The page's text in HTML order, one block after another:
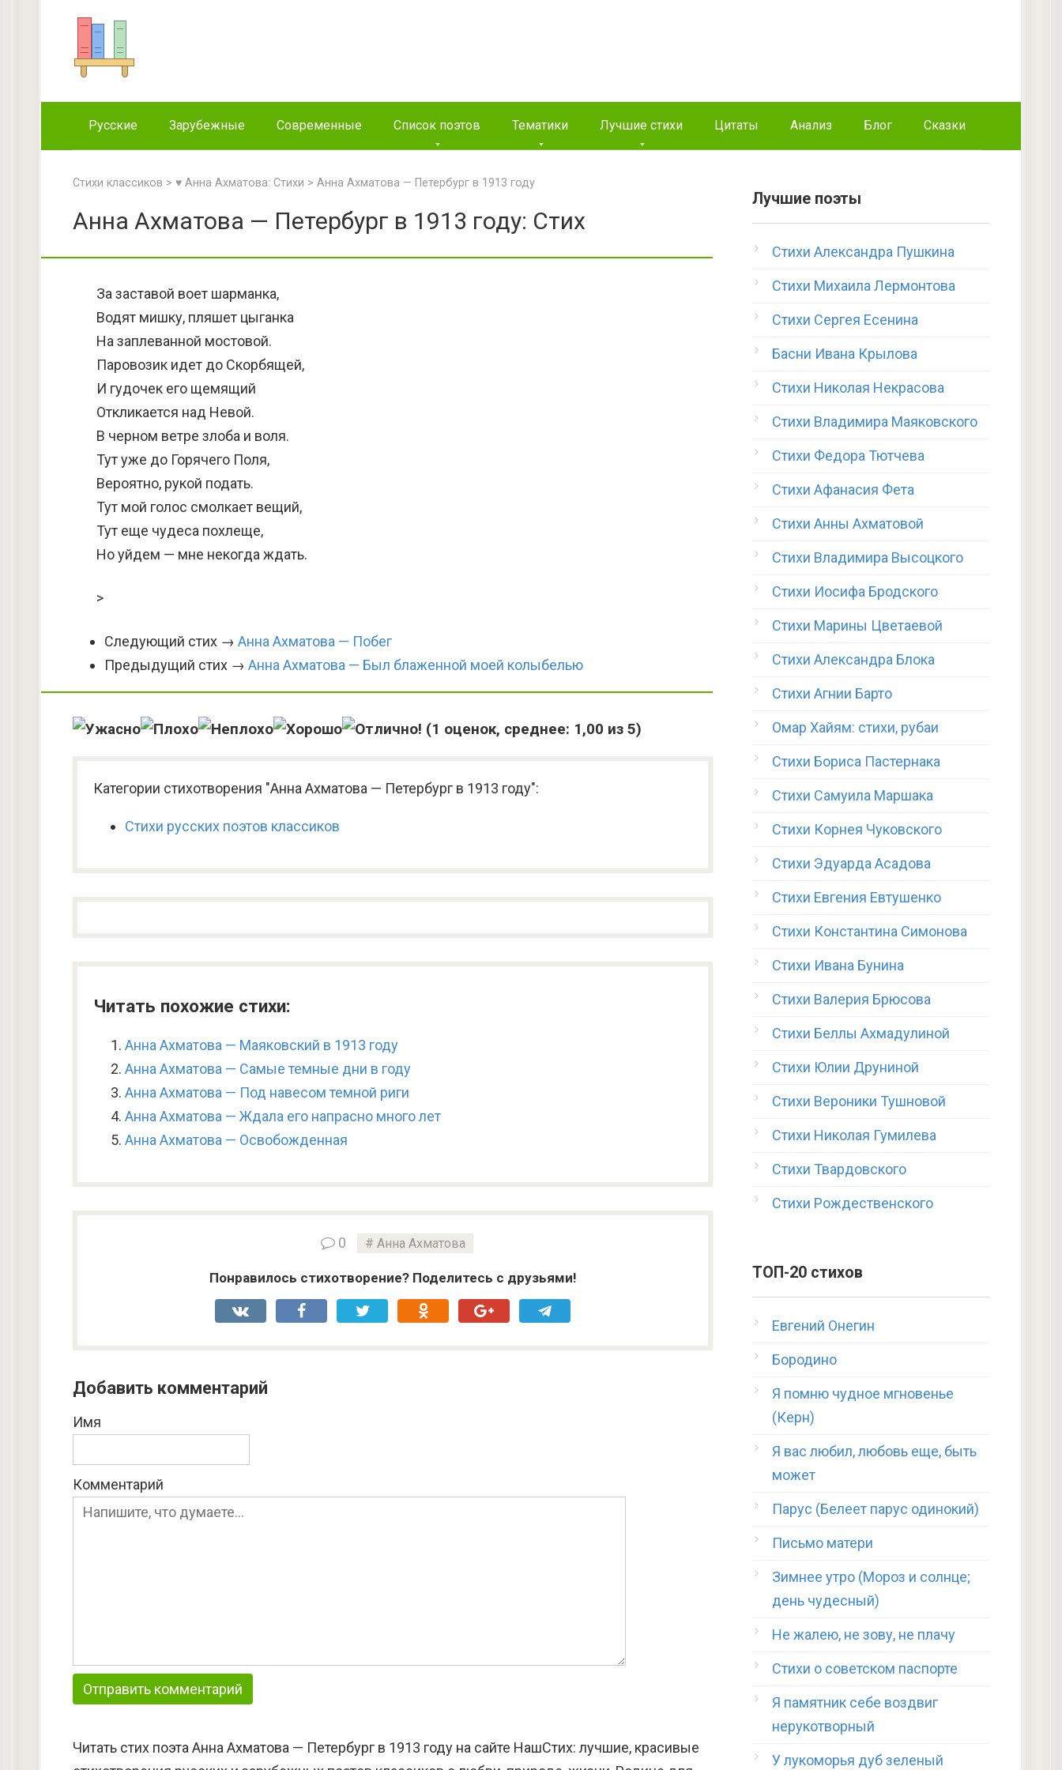
Русские Зарубежные Современные Список поэтов Тематики Лучшие стихи Цитаты Анализ Блог Сказки
Стихи классиков > ♥ Анна Ахматова: Стихи > Анна Ахматова — Петербург в 1913 году
Анна Ахматова — Петербург в 1913 году: Стих
За заставой воет шарманка,
Водят мишку, пляшет цыганка
На заплеванной мостовой.
Паровозик идет до Скорбящей,
И гудочек его щемящий
Откликается над Невой.
В черном ветре злоба и воля.
Тут уже до Горячего Поля,
Вероятно, рукой подать.
Тут мой голос смолкает вещий,
Тут еще чудеса похлеще,
Но уйдем — мне некогда ждать.
>
Следующий стих → Анна Ахматова — Побег
Предыдущий стих → Анна Ахматова — Был блаженной моей колыбелью
(1 оценок, среднее: 1,00 из 5)
Категории стихотворения "Анна Ахматова — Петербург в 1913 году":
Стихи русских поэтов классиков
Читать похожие стихи:
Анна Ахматова — Маяковский в 1913 году
Анна Ахматова — Самые темные дни в году
Анна Ахматова — Под навесом темной риги
Анна Ахматова — Ждала его напрасно много лет
Анна Ахматова — Освобожденная
0 Анна Ахматова
Понравилось стихотворение? Поделитесь с друзьями!
Добавить комментарий
Имя
Комментарий
Читать стих поэта Анна Ахматова — Петербург в 1913 году на сайте НашСтих: лучшие, красивые
Лучшие поэты
Стихи Александра Пушкина
Стихи Михаила Лермонтова
Стихи Сергея Есенина
Басни Ивана Крылова
Стихи Николая Некрасова
Стихи Владимира Маяковского
Стихи Федора Тютчева
Стихи Афанасия Фета
Стихи Анны Ахматовой
Стихи Владимира Высоцкого
Стихи Иосифа Бродского
Стихи Марины Цветаевой
Стихи Александра Блока
Стихи Агнии Барто
Омар Хайям: стихи, рубаи
Стихи Бориса Пастернака
Стихи Самуила Маршака
Стихи Корнея Чуковского
Стихи Эдуарда Асадова
Стихи Евгения Евтушенко
Стихи Константина Симонова
Стихи Ивана Бунина
Стихи Валерия Брюсова
Стихи Беллы Ахмадулиной
Стихи Юлии Друниной
Стихи Вероники Тушновой
Стихи Николая Гумилева
Стихи Твардовского
Стихи Рождественского
ТОП-20 стихов
Евгений Онегин
Бородино
Я помню чудное мгновенье
(Керн)
Я вас любил, любовь еще, быть
может
Парус (Белеет парус одинокий)
Письмо матери
Зимнее утро (Мороз и солнце;
день чудесный)
Не жалею, не зову, не плачу
Стихи о советском паспорте
Я памятник себе воздвиг
нерукотворный
У лукоморья дуб зеленый